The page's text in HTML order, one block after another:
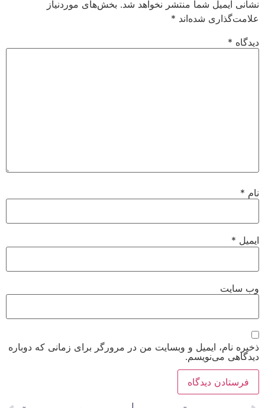
نشانی ایمیل شما منتشر نخواهد شد. بخش‌های موردنیاز
علامت‌گذاری شده‌اند *
دیدگاه *
نام *
ایمیل *
وب‌ سایت
ذخیره نام، ایمیل و وبسایت من در مرورگر برای زمانی که دوباره
دیدگاهی می‌نویسم.